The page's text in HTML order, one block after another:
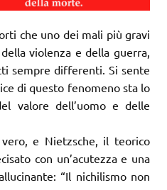
che uno dei mali più gravi
violenza e della guerra,
sempre differenti. Si sente
di questo fenomeno sta lo
valore dell’uomo e delle
e Nietzsche, il teorico
con un’acutezza e una
“Il nichilismo non